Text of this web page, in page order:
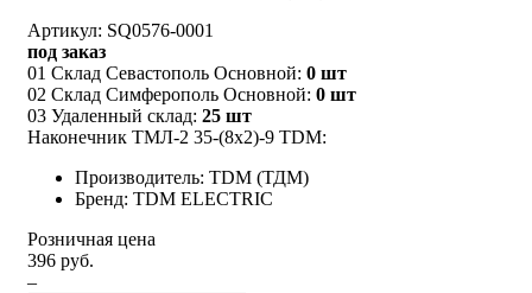
Артикул: SQ0576-0001
под заказ
01 Склад Севастополь Основной: 0 шт
02 Склад Симферополь Основной: 0 шт
03 Удаленный склад: 25 шт
Наконечник ТМЛ-2 35-(8х2)-9 TDM:
Производитель: TDM (ТДМ)
Бренд: TDM ELECTRIC
Розничная цена
396 руб.
–